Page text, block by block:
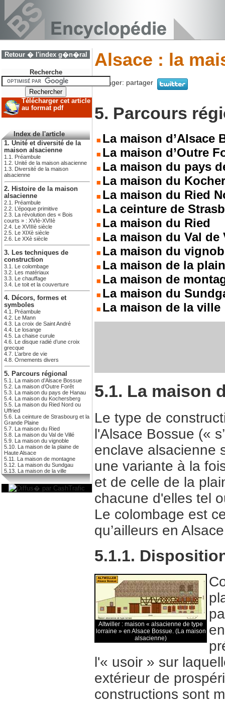
Retour � l'index g�n�ral
Recherche
Télécharger cet article
au format pdf
Index de l'article
1. Unité et diversité de la
maison alsacienne
1.1. Préambule
1.2. Unité de la maison alsacienne
1.3. Diversité de la maison
alsacienne
2. Histoire de la maison
alsacienne
2.1. Préambule
2.2. L’époque primitive
2.3. La révolution des « Bois
courts » : XVIè-XVIIè
2.4. Le XVIIIè siècle
2.5. Le XIXè siècle
2.6. Le XXè siècle
3. Les techniques de
construction
3.1. Le colombage
3.2. Les matériaux
3.3. Le chauffage
3.4. Le toit et la couverture
4. Décors, formes et
symboles
4.1. Préambule
4.2. Le Mann
4.3. La croix de Saint André
4.4. Le losange
4.5. La chaise curule
4.6. Le disque radié d’une croix
grecque
4.7. L’arbre de vie
4.8. Ornements divers
5. Parcours régional
5.1. La maison d’Alsace Bossue
5.2. La maison d’Outre Forêt
5.3. La maison du pays de Hanau
5.4. La maison du Kochersberg
5.5. La maison du Ried Nord ou
Uffried
5.6. La ceinture de Strasbourg et la
Grande Plaine
5.7. La maison du Ried
5.8. La maison du Val de Villé
5.9. La maison du vignoble
5.10. La maison de la plaine de
Haute Alsace
5.11. La maison de montagne
5.12. La maison du Sundgau
5.13. La maison de la ville
Alsace : la
Partager: partager
5. Parcours
La maison d’Alsace
La maison d’Outre
La maison du pays
La maison du
La maison du Ried
La ceinture de
La maison du Ried
La maison du Val de
La maison du
La maison de la
La maison de
La maison du
La maison de la ville
5.1. La maison
Le type de
l'Alsace Bossue («
enclave alsacienne
une variante à la
et de celle de la
chacune d'elles tel
Le colombage est
qu’ailleurs en
5.1.1.
Altwiller : maison « alsacienne de type
lorraine » en Alsace Bossue. (La maison
alsacienne)
l'« usoir » sur
extérieur de
constructions sont